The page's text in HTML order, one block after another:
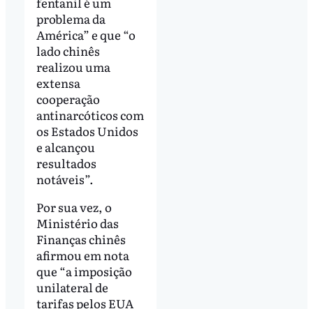
problema da
América” e que “o
lado chinês
realizou uma
extensa
cooperação
antinarcóticos com
os Estados Unidos
e alcançou
resultados
notáveis”.
Por sua vez, o
Ministério das
Finanças chinês
afirmou em nota
que “a imposição
unilateral de
tarifas pelos EUA